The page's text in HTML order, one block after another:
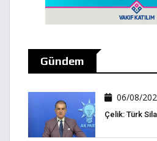
Gündem
06/08/
Çelik: Türk